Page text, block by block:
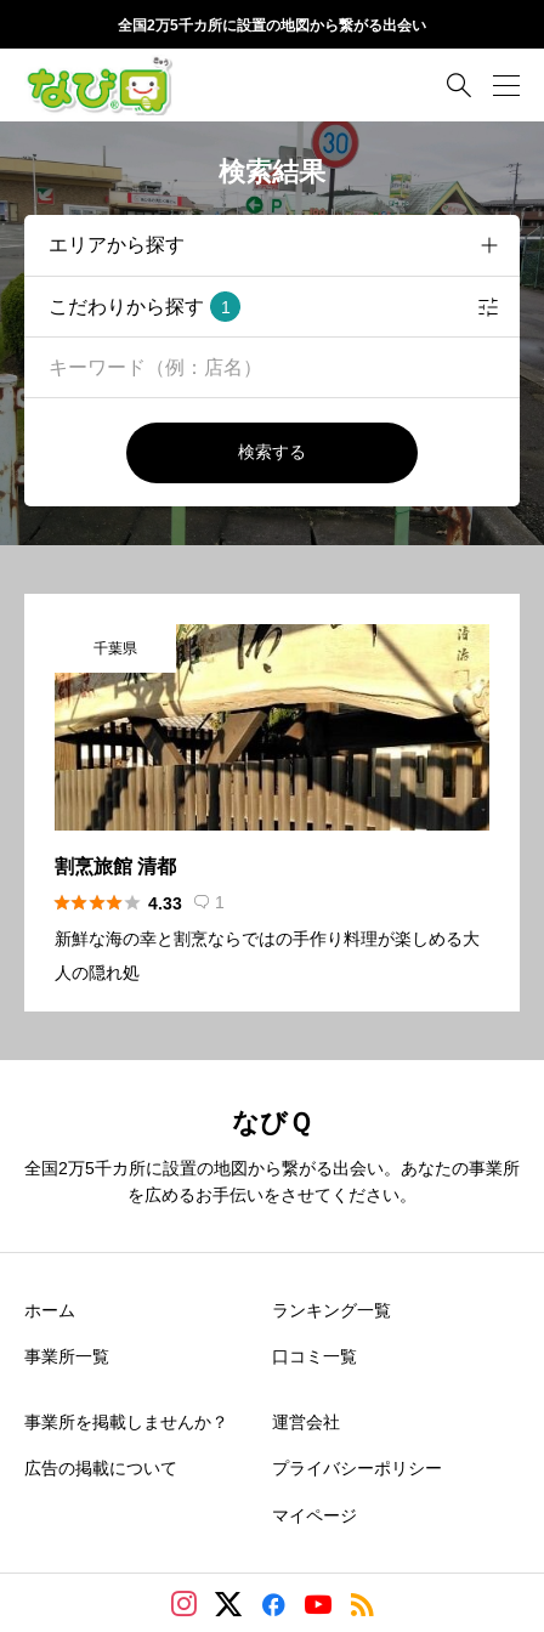
全国2万5千カ所に設置の地図から繋がる出会い

検索結果
こだわりから探す 1
検索する
千葉県
割烹旅館 清都
 4.33  1
新鮮な海の幸と割烹ならではの手作り料理が楽しめる大
人の隠れ処
なびＱ
全国2万5千カ所に設置の地図から繋がる出会い。あなたの事業所
を広めるお手伝いをさせてください。
ホーム
事業所一覧
ランキング一覧
口コミ一覧
事業所を掲載しませんか？
広告の掲載について
運営会社
プライバシーポリシー
マイページ